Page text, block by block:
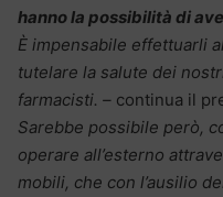
hanno la possibilità di
È impensabile effettuarli
tutelare la salute dei
farmacisti. – continua il
Sarebbe possibile però,
operare all’esterno
mobili, che con l’ausilio